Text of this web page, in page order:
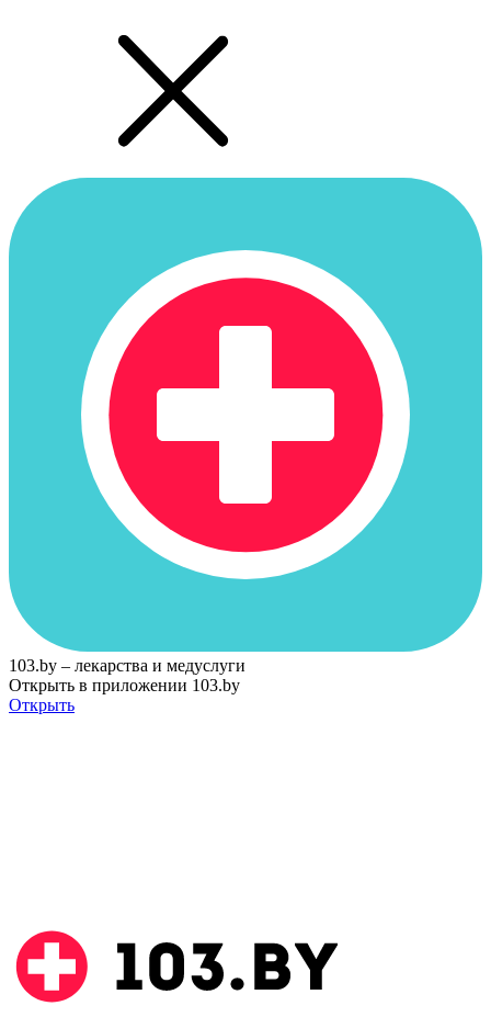
103.by – лекарства и медуслуги
Открыть в приложении 103.by
Открыть